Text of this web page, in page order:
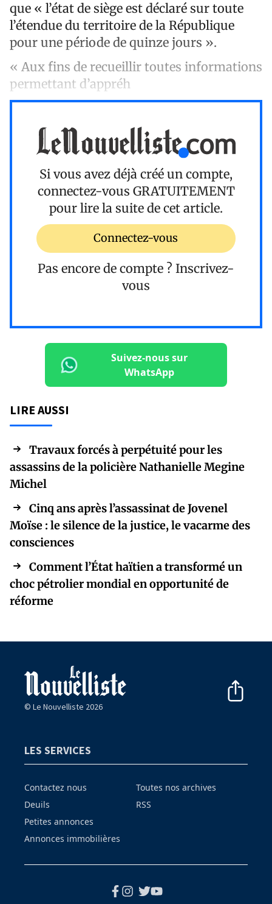
que « l’état de siège est déclaré sur toute
l’étendue du territoire de la République
pour une période de quinze jours ».
« Aux fins de recueillir toutes informations
permettant d’appréh
Si vous avez déjà créé un compte,
connectez-vous GRATUITEMENT
pour lire la suite de cet article.
Connectez-vous
Pas encore de compte ? Inscrivez-
vous
Suivez-nous sur
WhatsApp
LIRE AUSSI
Travaux forcés à perpétuité pour les
assassins de la policière Nathanielle Megine
Michel
Cinq ans après l’assassinat de Jovenel
Moïse : le silence de la justice, le vacarme des
consciences
Comment l’État haïtien a transformé un
choc pétrolier mondial en opportunité de
réforme
© Le Nouvelliste 2026
LES SERVICES
Contactez nous
Deuils
Petites annonces
Annonces immobilières
Toutes nos archives
RSS